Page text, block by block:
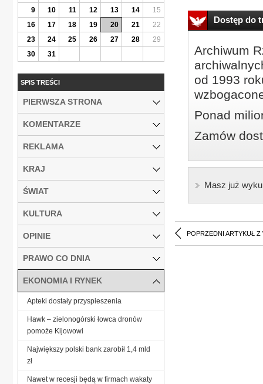
Dostęp do
Archiwum
od 1993
Ponad
Zamów
Masz już
POPRZEDNI ARTYKUŁ Z
9
10 11 12 13 14
15
16
17 18 19 20 21
22
23
24 25 26 27 28
29
30
31
SPIS TREŚCI
PIERWSZA STRONA
KOMENTARZE
REKLAMA
KRAJ
ŚWIAT
KULTURA
OPINIE
PRAWO CO DNIA
EKONOMIA I RYNEK
Apteki dostały przyspieszenia
Hawk – zielonogórski łowca dronów
pomoże Kijowowi
Największy polski bank zarobił 1,4 mld
zł
Nawet w recesji będą w firmach wakaty